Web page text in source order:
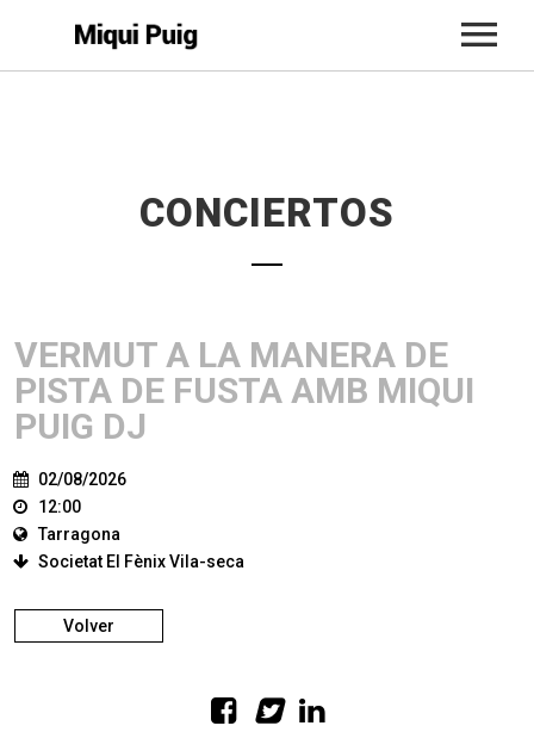
CONCIERTOS
MÚSICA
TIENDA
CONCIERTOS
VERMUT A LA MANERA DE
PISTA DE FUSTA AMB MIQUI
PUIG DJ
02/08/2026
12:00
Tarragona
Societat El Fènix Vila-seca
Volver